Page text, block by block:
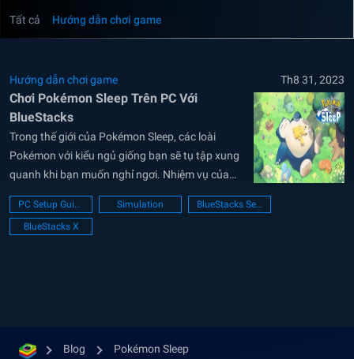
Tất cả Hướng dẫn chơi game
Hướng dẫn chơi game Th8 31, 2023
Chơi Pokémon Sleep Trên PC Với
BlueStacks
Trong thế giới của Pokémon Sleep, các loài
Pokémon với kiểu ngủ giống bạn sẽ tụ tập xung
quanh khi bạn muốn nghỉ ngơi. Nhiệm vụ của
bạn là khám phá tất cả các kiểu ngủ của
Pokémon và hoàn thành Sleep Style Dex. Tương
tự các game trong series,...
PC Setup Guide Simulation
BlueStacks Setup
BlueStacks X
Blog Pokémon Sleep